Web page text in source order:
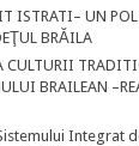
ISTRATI– UN POL
BRĂILA
CULTURII
BRAILEAN
Integrat